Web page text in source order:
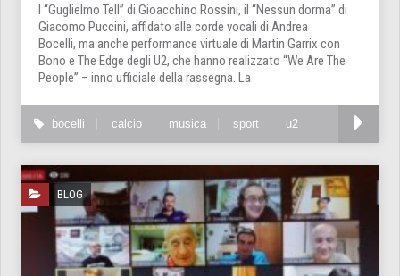
l “Guglielmo Tell” di Gioacchino Rossini, il “Nessun dorma” di
Giacomo Puccini, affidato alle corde vocali di Andrea
Bocelli, ma anche performance virtuale di Martin Garrix con
Bono e The Edge degli U2, che hanno realizzato “We Are The
People” – inno ufficiale della rassegna. La
bocelli calcio musica sport u2
BLOG